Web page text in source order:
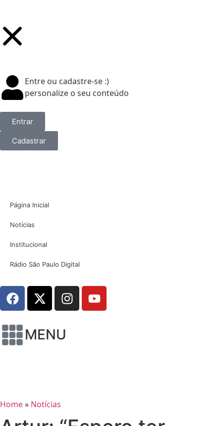
Entre ou cadastre-se :)
personalize o seu conteúdo
Entrar
Cadastrar
Página Inicial
Notícias
Institucional
Rádio São Paulo Digital
MENU
Home» Notícias